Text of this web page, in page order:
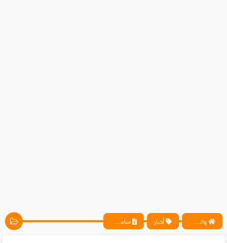
واتس آب ، فيسبوك ، أنترنت ، شروحات تقنية حصرية - المحترف أخبار سامسونغ تكشف عن هاتفها Galaxy A42 الأرخص بتقنية 5G